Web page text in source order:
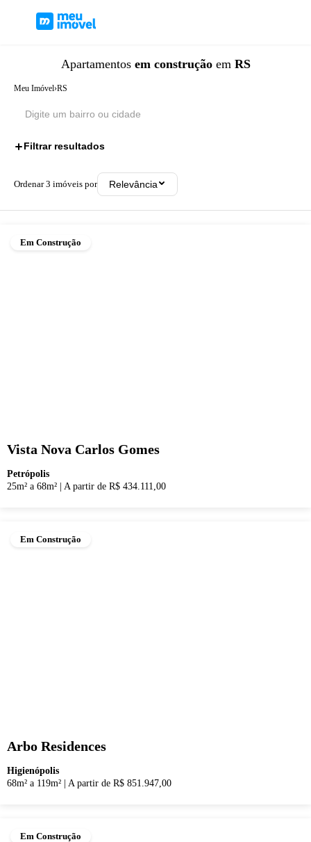
Apartamentos em construção em RS
Meu Imóvel›RS
Filtrar resultados
Ordenar3 imóveis por Relevância
Em Construção
Vista Nova Carlos Gomes
Petrópolis
25m² a 68m²
A partir de R$ 434.111,00
Em Construção
Arbo Residences
Higienópolis
68m² a 119m²
A partir de R$ 851.947,00
Em Construção